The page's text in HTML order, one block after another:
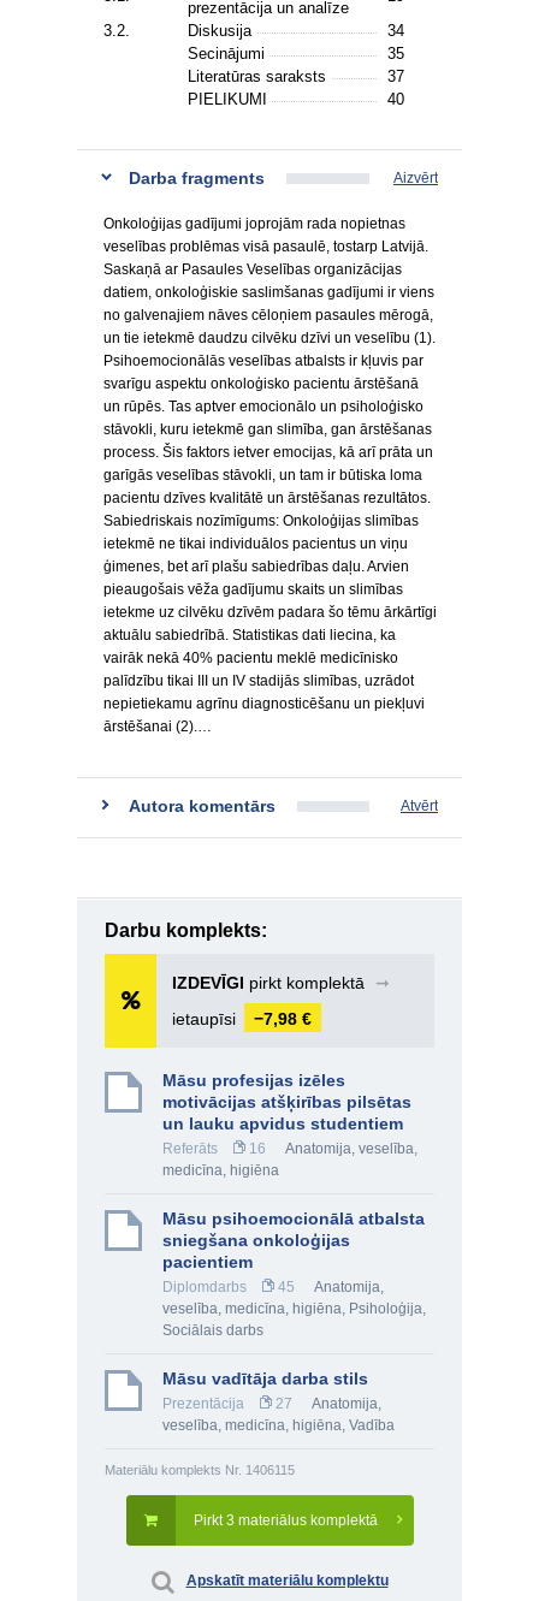
prezentācija un analīze
3.2.
Diskusija
34
Secinājumi
35
Literatūras saraksts
37
PIELIKUMI
40
Darba fragments Aizvērt
Onkoloģijas gadījumi joprojām rada nopietnas
veselības problēmas visā pasaulē, tostarp Latvijā.
Saskaņā ar Pasaules Veselības organizācijas
datiem, onkoloģiskie saslimšanas gadījumi ir viens
no galvenajiem nāves cēloņiem pasaules mērogā,
un tie ietekmē daudzu cilvēku dzīvi un veselību (1).
Psihoemocionālās veselības atbalsts ir kļuvis par
svarīgu aspektu onkoloģisko pacientu ārstēšanā
un rūpēs. Tas aptver emocionālo un psiholoģisko
stāvokli, kuru ietekmē gan slimība, gan ārstēšanas
process. Šis faktors ietver emocijas, kā arī prāta un
garīgās veselības stāvokli, un tam ir būtiska loma
pacientu dzīves kvalitātē un ārstēšanas rezultātos.
Sabiedriskais nozīmīgums: Onkoloģijas slimības
ietekmē ne tikai individuālos pacientus un viņu
ģimenes, bet arī plašu sabiedrības daļu. Arvien
pieaugošais vēža gadījumu skaits un slimības
ietekme uz cilvēku dzīvēm padara šo tēmu ārkārtīgi
aktuālu sabiedrībā. Statistikas dati liecina, ka
vairāk nekā 40% pacientu meklē medicīnisko
palīdzību tikai III un IV stadijās slimības, uzrādot
nepietiekamu agrīnu diagnosticēšanu un piekļuvi
ārstēšanai (2).…
Autora komentārs Atvērt
Darbu komplekts:
IZDEVĪGI pirkt komplektā
➞
ietaupīsi
−7,98 €
Māsu profesijas izēles
motivācijas atšķirības pilsētas
un lauku apvidus studentiem
Referāts 16
Anatomija, veselība,
medicīna, higiēna
Māsu psihoemocionālā atbalsta
sniegšana onkoloģijas
pacientiem
Diplomdarbs 45
Anatomija,
veselība, medicīna, higiēna, Psiholoģija,
Sociālais darbs
Māsu vadītāja darba stils
Prezentācija 27
Anatomija,
veselība, medicīna, higiēna, Vadība
Materiālu komplekts Nr. 1406115
Pirkt 3 materiālus komplektā
Apskatīt materiālu komplektu